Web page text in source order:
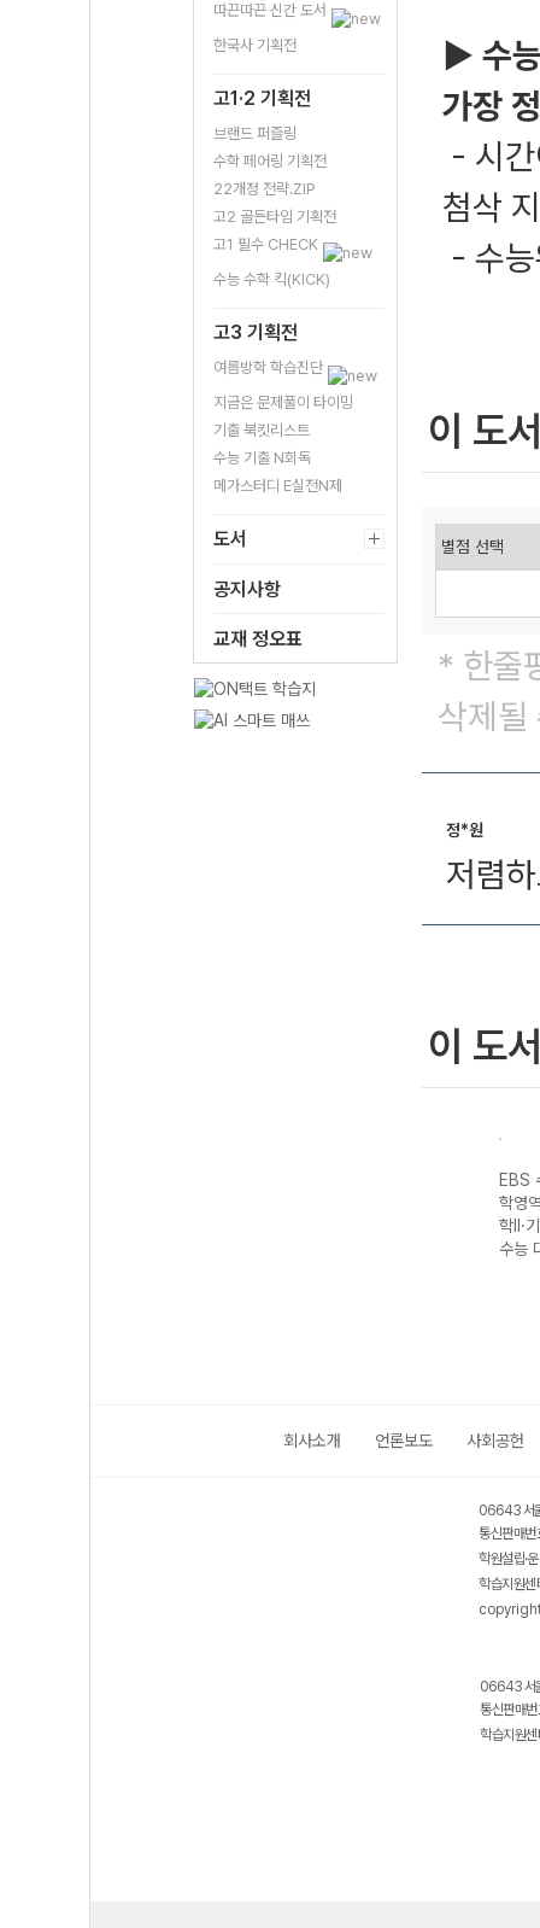
따끈따끈 신간 도서
한국사 기획전
고1·2 기획전
브랜드 퍼즐링
수학 페어링 기획전
22개정 전략.ZIP
고2 골든타임 기획전
고1 필수 CHECK
수능 수학 킥(KICK)
고3 기획전
여름방학 학습진단
지금은 문제풀이 타이밍
기출 북킷리스트
수능 기출 N회독
메가스터디 E실전N제
도서
공지사항
교재 정오표
▶ 수
가장
- 시
첨삭
- 수
이 도
* 한줄
삭제될
정*원
저렴
이 도
EBS
학영
학II·
수능
회사소개 언론보도 사회공헌
06643 서
통신판매
학원설립·
학습지원
06643 서
통신판매
학습지원